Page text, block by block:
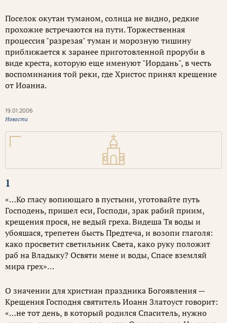
Поселок окутан туманом, солнца не видно, редкие
прохожие встречаются на пути. Торжественная
процессия "разрезая" туман и морозную тишину
приближается к заранее приготовленной проруби в
виде креста, которую еще именуют "Иордань", в честь
воспоминания той реки, где Христос принял крещение
от Иоанна.
19.01.2006
Новости
1
«…Ко гласу вопиющаго в пустыни, уготовайте путь
Господень, пришел еси, Господи, зрак рабий приим,
крещения прося, не ведый греха. Видеша Тя воды и
убояшася, трепетен бысть Предтеча, и возопи глаголя:
како просветит светильник Света, како руку положит
раб на Владыку? Освяти мене и воды, Спасе вземляй
мира грех»…
О значении для христиан праздника Богоявления —
Крещения Господня святитель Иоанн Златоуст говорит:
«…не тот день, в который родился Спаситель, нужно